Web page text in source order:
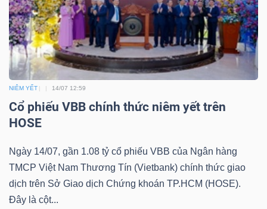
NIÊM YẾT 14/07 12:59
Cổ phiếu VBB chính thức niêm yết trên
HOSE
Ngày 14/07, gần 1.08 tỷ cổ phiếu VBB của Ngân hàng
TMCP Việt Nam Thương Tín (Vietbank) chính thức giao
dịch trên Sở Giao dịch Chứng khoán TP.HCM (HOSE).
Đây là cột...